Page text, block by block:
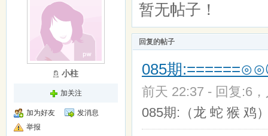
小柱
加关注
加为好友
发消息
举报
暂无帖子！
回复的帖子
085期
前天 22:37 - 回复:6
085期:（龙 蛇 猴 鸡